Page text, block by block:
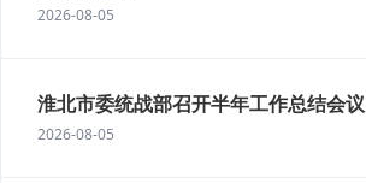
2026-08-05
淮北市委统战部召开半年工作总结会议
2026-08-05